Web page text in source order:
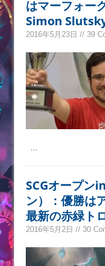
はマーフォー
Simon
2016年5月23日 // 39
SCGオープン
ン）：優勝は
最新の赤緑ト
2016年5月2日 // 30